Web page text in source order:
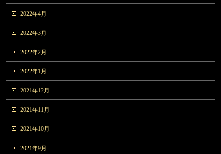
2022年4月
2022年3月
2022年2月
2022年1月
2021年12月
2021年11月
2021年10月
2021年9月